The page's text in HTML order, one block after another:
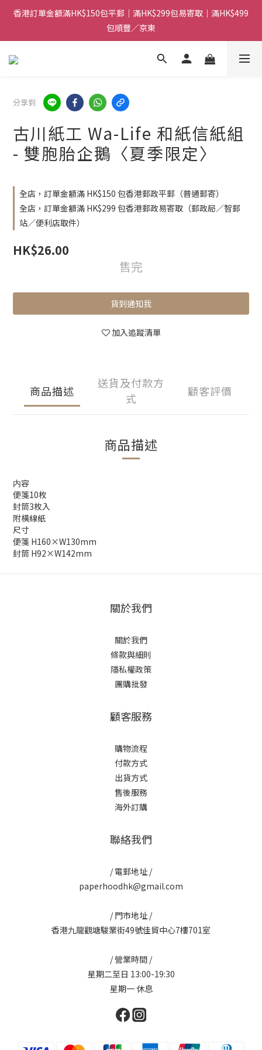
香港訂單金額滿HK$150包平郵｜滿HK$299包易寄取｜滿HK$499
包順豐／京東
香港訂單金額滿HK$150包平郵｜滿HK$299包易寄取｜滿HK$499
包順豐／京東
【網店限定！】指定清貨商品每消費HK$100即享購物金HK$50回
香港訂單金額滿HK$150包平郵｜滿HK$299包易寄取｜滿HK$499
包順豐／京東
分享到
古川紙工 Wa-Life 和紙信紙組
- 雙胞胎企鵝〈夏季限定〉
全店，訂單金額滿 HK$150 包香港郵政平郵（普通郵寄）
全店，訂單金額滿 HK$299 包香港郵政易寄取（郵政局／智郵
站／便利店取件）
HK$26.00
售完
貨到通知我
加入追蹤清單
商品描述
送貨及付款方
式
顧客評價
商品描述
内容
便箋10枚
封筒3枚入
附橫線紙
尺寸
便箋 H160×W130mm
封筒 H92×W142mm
關於我們
關於我們
條款與細則
隱私權政策
團購批發
顧客服務
購物流程
付款方式
出貨方式
售後服務
海外訂購
聯絡我們
/ 電郵地址 /
paperhoodhk@gmail.com
/ 門市地址 /
香港九龍觀塘駿業街49號佳貿中心7樓701室
/ 營業時間 /
星期二至日 13:00-19:30
星期一 休息